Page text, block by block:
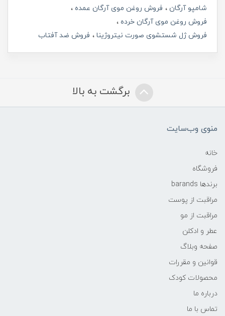
شامپو آرگان
فروش روغن موی آرگان عمده
فروش روغن موی آرگان خرده
فروش ژل شستشوی صورت نیتروژینا
فروش ضد آفتاب
برگشت به بالا
منوی وب‌سایت
خانه
فروشگاه
برندها barands
مراقبت از پوست
مراقبت از مو
عطر و ادکلن
صفحه وبلاگ
قوانین و مقررات
محصولات کودک
درباره ما
تماس با ما